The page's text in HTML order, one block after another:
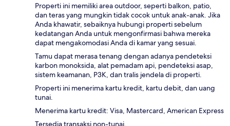
Properti ini memiliki area outdoor, seperti balkon, patio,
dan teras yang mungkin tidak cocok untuk anak-anak. Jika
Anda khawatir, sebaiknya hubungi properti sebelum
kedatangan Anda untuk mengonfirmasi bahwa mereka
dapat mengakomodasi Anda di kamar yang sesuai.
Tamu dapat merasa tenang dengan adanya pendeteksi
karbon monoksida, alat pemadam api, pendeteksi asap,
sistem keamanan, P3K, dan tralis jendela di properti.
Properti ini menerima kartu kredit, kartu debit, dan uang
tunai.
Menerima kartu kredit: Visa, Mastercard, American Express
Tersedia transaksi non-tunai.